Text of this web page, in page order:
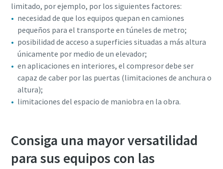
limitado, por ejemplo, por los siguientes factores:
necesidad de que los equipos quepan en camiones
pequeños para el transporte en túneles de metro;
posibilidad de acceso a superficies situadas a más altura
únicamente por medio de un elevador;
en aplicaciones en interiores, el compresor debe ser
capaz de caber por las puertas (limitaciones de anchura o
altura);
limitaciones del espacio de maniobra en la obra.
Consiga una mayor versatilidad
para sus equipos con las